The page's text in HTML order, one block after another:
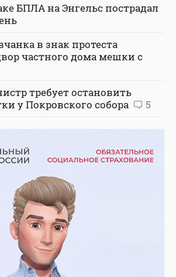
БПЛА на Энгельс пострадал
в знак протеста
частного дома мешки с
требует остановить
у Покровского собора
5